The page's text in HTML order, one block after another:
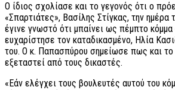
Ο ίδιος σχολίασε και το γεγονός ότι ο
«Σπαρτιάτες», Βασίλης Στίγκας, την ημέρα
έγινε γνωστό ότι μπαίνει ως πέμπτο
ευχαρίστησε τον καταδικασμένο, Ηλία
του. Ο κ. Παπασπύρου σημείωσε πως και το
εξεταστεί από τους δικαστές.
«Εάν ελέγχει τους βουλευτές αυτού του